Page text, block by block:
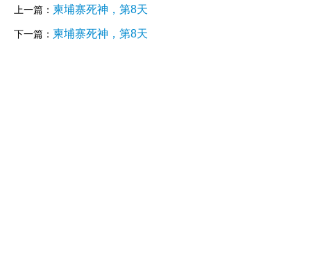
上一篇： 柬埔寨死神，第8天
下一篇： 柬埔寨死神，第8天